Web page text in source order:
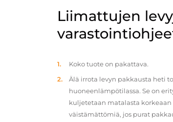
Liimattujen
Koko tuote on pakattava.
Älä irrota levyn pakkausta heti
huoneenlämpötilassa. Se on
kuljetetaan matalasta
väistämättömiä, jos purat